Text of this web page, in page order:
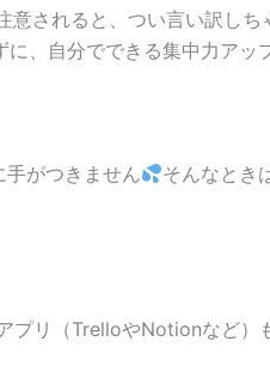
されると、つい言い訳し
、自分でできる集中力アッ
がつきません
そんなとき
プリ（TrelloやNotionなど）